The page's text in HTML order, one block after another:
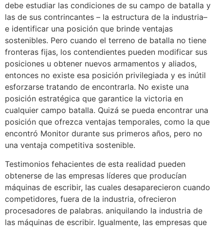
debe estudiar las condiciones de su campo de batalla y
las de sus contrincantes – la estructura de la industria–
e identificar una posición que brinde ventajas
sostenibles. Pero cuando el terreno de batalla no tiene
fronteras fijas, los contendientes pueden modificar sus
posiciones u obtener nuevos armamentos y aliados,
entonces no existe esa posición privilegiada y es inútil
esforzarse tratando de encontrarla. No existe una
posición estratégica que garantice la victoria en
cualquier campo batalla. Quizá se pueda encontrar una
posición que ofrezca ventajas temporales, como la que
encontró Monitor durante sus primeros años, pero no
una ventaja competitiva sostenible.
Testimonios fehacientes de esta realidad pueden
obtenerse de las empresas líderes que producían
máquinas de escribir, las cuales desaparecieron cuando
competidores, fuera de la industria, ofrecieron
procesadores de palabras. aniquilando la industria de
las máquinas de escribir. Igualmente, las empresas que